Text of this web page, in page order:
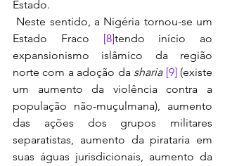
Estado.
Estado Fraco [8]tendo início ao
expansionismo islâmico da região
norte com a adoção da sharia [9] (existe
um aumento da violência contra a
população não-muçulmana), aumento
das ações dos grupos militares
separatistas, aumento da pirataria em
suas águas jurisdicionais, aumento da